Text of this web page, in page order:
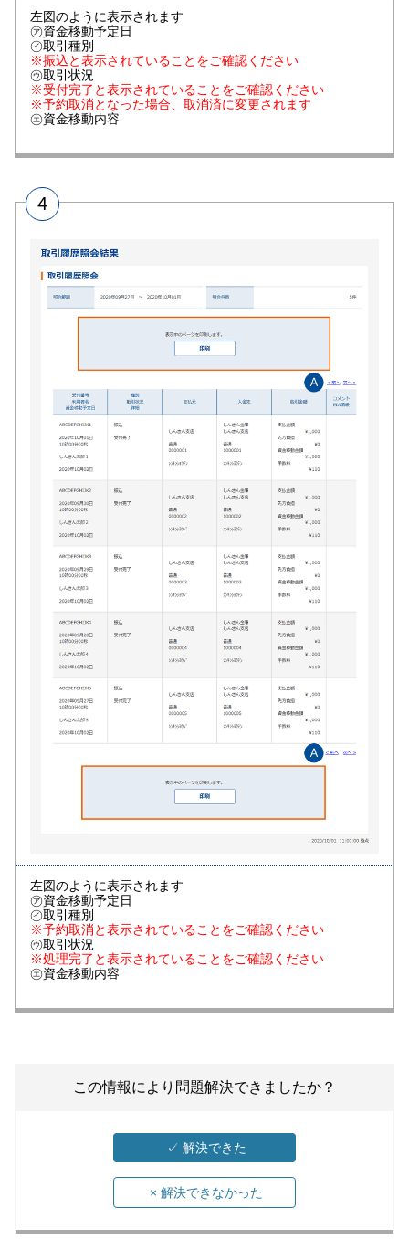
左図のように表示されます
㋐資金移動予定日
㋑取引種別
※振込と表示されていることをご確認ください
㋒取引状況
※受付完了と表示されていることをご確認ください
※予約取消となった場合、取消済に変更されます
㋓資金移動内容
4
左図のように表示されます
㋐資金移動予定日
㋑取引種別
※予約取消と表示されていることをご確認ください
㋒取引状況
※処理完了と表示されていることをご確認ください
㋓資金移動内容
この情報により問題解決できましたか？
✓ 解決できた
× 解決できなかった